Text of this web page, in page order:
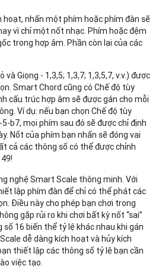
hoạt, nhấn một phím hoặc phím đàn sẽ
vì chỉ một nốt nhạc. Phím hoặc đệm
trong hợp âm. Phần còn lại của các
Giọng - 1,3,5; 1,3,7; 1,3,5,7, v.v.) được
Smart Chord cũng có Chế độ tùy
cấu trúc hợp âm sẽ được gán cho mỗi
Ví dụ: nếu bạn chọn Chế độ tùy
b7, mọi phím sau đó sẽ được chỉ định
Nốt của phím bạn nhấn sẽ đóng vai
cả các thông số có thể được chỉnh
nghệ Smart Scale thông minh. Với
lập phím đàn để chỉ có thể phát các
Điều này cho phép bạn chơi trong
gặp rủi ro khi chơi bất kỳ nốt “sai”
16 biến thể tỷ lệ khác nhau khi gán
dễ dàng kích hoạt và hủy kích
thiết lập các thông số tỷ lệ bạn cần
việc tạo.